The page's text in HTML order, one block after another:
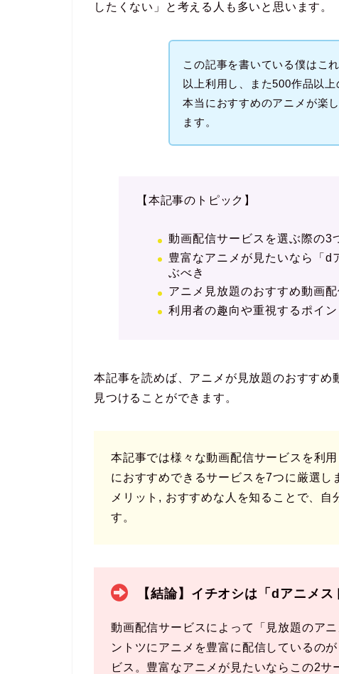
したくない」と考える人も多いと思います。
この記事を書いている僕はこ
以上利用し、また500作品以
本当におすすめのアニメが楽
ます。
【本記事のトピック】
動画配信サービスを選ぶ際の3
豊富なアニメが見たいなら「
ぶべき
アニメ見放題のおすすめ動画
利用者の趣向や重視するポイ
本記事を読めば、アニメが見放題のおすす
見つけることができます。
本記事では様々な動画配信サービスを利
におすすめできるサービスを7つに厳選
メリット, おすすめな人を知ることで、
す。
【結論】イチオシは「dアニメス
動画配信サービスによって「見放題のア
ントツにアニメを豊富に配信しているの
ビス。豊富なアニメが見たいならこの2サ